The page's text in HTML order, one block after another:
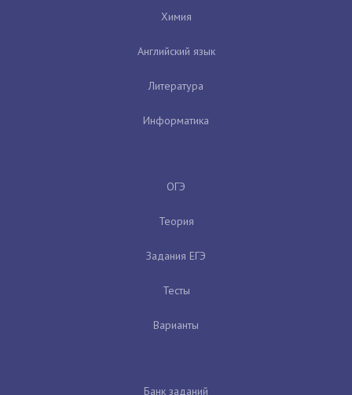
Химия
Английский язык
Литература
Информатика
ОГЭ
Теория
Задания ЕГЭ
Тесты
Варианты
Банк заданий